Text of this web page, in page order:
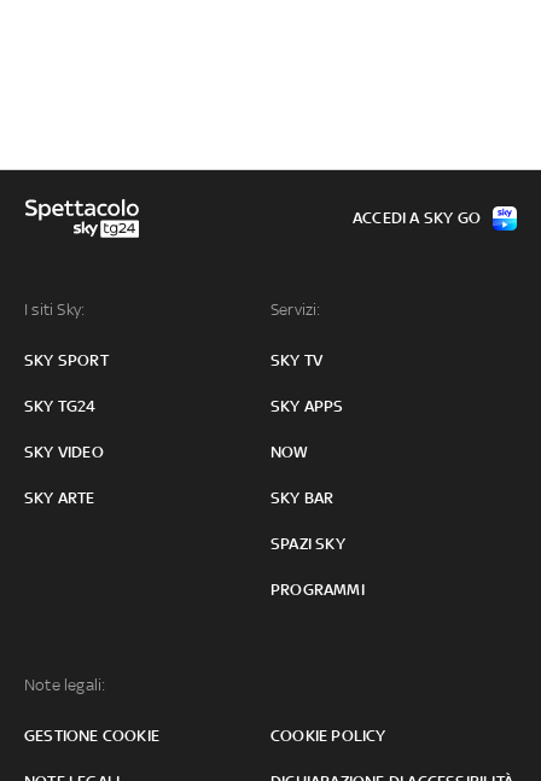
I siti Sky:
SKY SPORT
SKY TG24
SKY VIDEO
SKY ARTE
Servizi:
SKY TV
SKY APPS
NOW
SKY BAR
SPAZI SKY
PROGRAMMI
Note legali:
GESTIONE COOKIE COOKIE POLICY
ACCEDI A SKY GO